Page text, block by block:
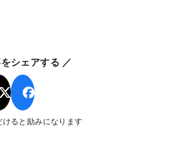
シェアする ／
ると励みになります